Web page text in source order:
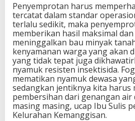
Penyemprotan harus
tercatat dalam standar
terlalu sedikit, maka
memberikan hasil maksimal
meninggalkan bau minyak
kenyamanan warga yang akan
yang tidak tepat juga
nyamuk resisten insektisida.
mematikan nyamuk dewasa
sedangkan jentiknya kita harus
pembersihan dari genangan air
masing masing, ucap Ibu Sulis
Kelurahan Kemanggisan.